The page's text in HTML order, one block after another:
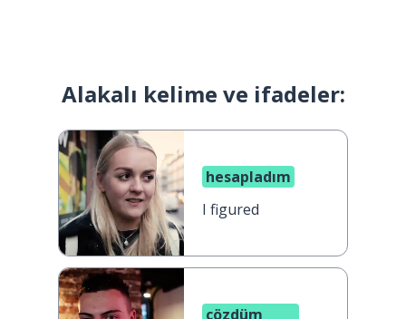
Alakalı kelime ve ifadeler:
hesapladım
I figured
çözdüm